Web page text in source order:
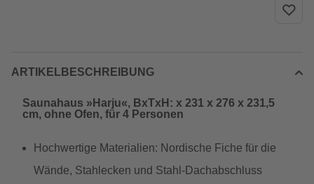
ARTIKELBESCHREIBUNG
Saunahaus »Harju«, BxTxH: x 231 x 276 x 231,5
cm, ohne Ofen, für 4 Personen
Hochwertige Materialien: Nordische Fiche für die
Wände, Stahlecken und Stahl-Dachabschluss